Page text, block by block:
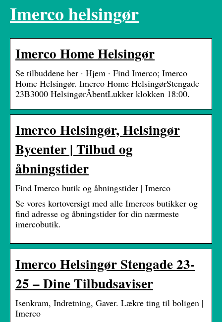
Imerco helsingør
Imerco Home Helsingør
Se tilbuddene her · Hjem · Find Imerco; Imerco
Home Helsingør. Imerco Home HelsingørStengade
23B3000 HelsingørÅbentLukker klokken 18:00.
Imerco Helsingør, Helsingør
Bycenter | Tilbud og
åbningstider
Find Imerco butik og åbningstider | Imerco
Se vores kortoversigt med alle Imercos butikker og
find adresse og åbningstider for din nærmeste
imercobutik.
Imerco Helsingør Stengade 23-
25 – Dine Tilbudsaviser
Isenkram, Indretning, Gaver. Lækre ting til boligen |
Imerco